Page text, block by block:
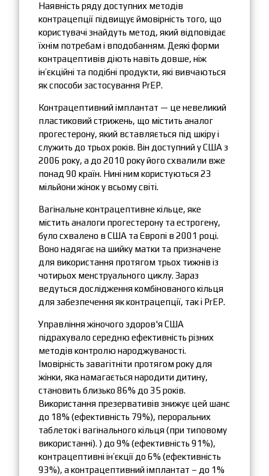
Наявність ряду доступних методів
контрацепції підвищує ймовірність того, що
користувачі знайдуть метод, який відповідає
їхнім потребам і вподобанням. Деякі форми
контрацептивів діють навіть довше, ніж
ін’єкційні та подібні продукти, які вивчаються
як способи застосування PrEP.
Контрацептивний імплантат — це невеликий
пластиковий стрижень, що містить аналог
прогестерону, який вставляється під шкіру і
служить до трьох років. Він доступний у США з
2006 року, а до 2010 року його схвалили вже
понад 90 країн. Нині ним користуються 23
мільйони жінок у всьому світі.
Вагінальне контрацептивне кільце, яке
містить аналоги прогестерону та естрогену,
було схвалено в США та Європі в 2001 році.
Воно надягає на шийку матки та призначене
для використання протягом трьох тижнів із
чотирьох менструального циклу. Зараз
ведуться дослідження комбінованого кільця
для забезпечення як контрацепції, так і PrEP.
Управління жіночого здоров'я США
підрахувало середню ефективність різних
методів контролю народжуваності.
Імовірність завагітніти протягом року для
жінки, яка намагається народити дитину,
становить близько 86% до 35 років.
Використання презервативів знижує цей шанс
до 18% (ефективність 79%), пероральних
таблеток і вагінального кільця (при типовому
використанні). ) до 9% (ефективність 91%),
контрацептивні ін’єкції до 6% (ефективність
93%), а контрацептивний імплантат – до 1%